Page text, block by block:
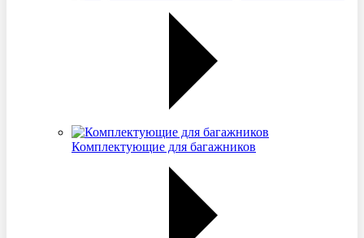
Комплектующие для багажников